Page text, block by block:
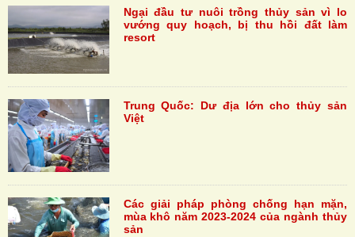
Ngại đầu tư nuôi trồng thủy sản vì lo
vướng quy hoạch, bị thu hồi đất làm
resort
Trung Quốc: Dư địa lớn cho thủy sản
Việt
Các giải pháp phòng chống hạn mặn,
mùa khô năm 2023-2024 của ngành thủy
sản